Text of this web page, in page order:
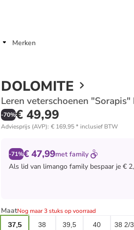
Merken
DOLOMITE
Leren veterschoenen "Sorapis"
-70%€ 49,99
Adviesprijs (AVP): € 169,95* inclusief BTW
-71%€ 47,99met family
Als lid van limango family bespaar je €
MaatNog maar 3 stuks op voorraad
37,5
38 39,5 40 38 2/3